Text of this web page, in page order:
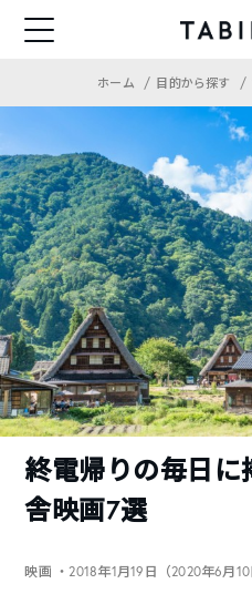
ホーム 目的から探す
終電帰りの毎日に
舎映画7選
映画 ・2018年1月19日（2020年6月10